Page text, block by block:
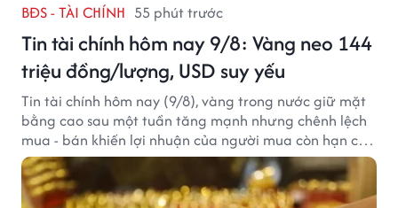
BĐS - TÀI CHÍNH 55 phút trước
Tin tài chính hôm nay 9/8: Vàng neo 144
triệu đồng/lượng, USD suy yếu
Tin tài chính hôm nay (9/8), vàng trong nước giữ mặt
bằng cao sau một tuần tăng mạnh nhưng chênh lệch
mua - bán khiến lợi nhuận của người mua còn hạn chế,
trong khi USD chịu sức ép sau dữ liệu việc làm Mỹ gây
thất vọng.